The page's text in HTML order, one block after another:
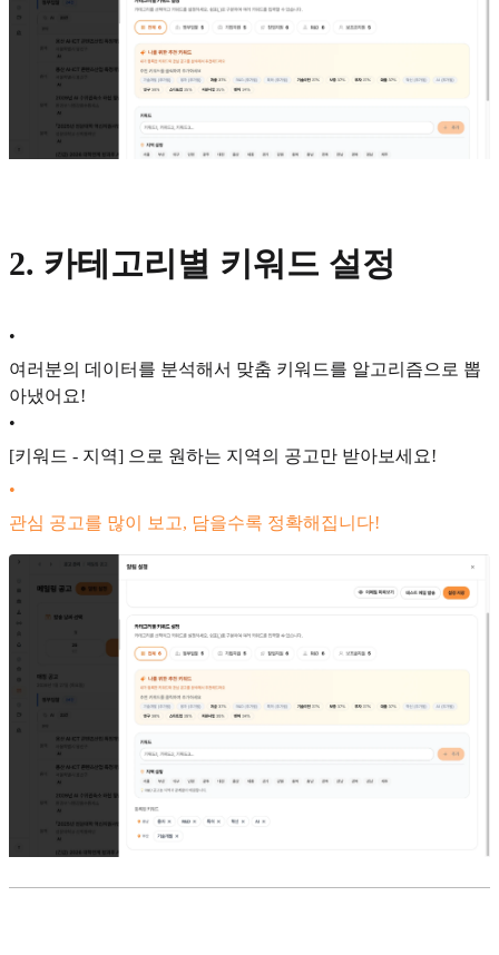
2. 카테고리별 키워드 설정
•
여러분의 데이터를 분석해서 맞춤 키워드를 알고리즘으로 뽑
아냈어요!
•
[키워드 - 지역] 으로 원하는 지역의 공고만 받아보세요!
•
관심 공고를 많이 보고, 담을수록 정확해집니다!